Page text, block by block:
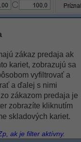
zákaz predaja ak
kariet, zobrazujú sa
vyfiltrovať a
a ďalej s nimi
zákazom predaja je
zobrazíte kliknutím
skladových kariet.
ak je filter aktívny.